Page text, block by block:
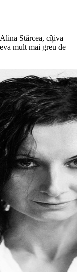
Stârcea, cîțiva
mult mai greu de